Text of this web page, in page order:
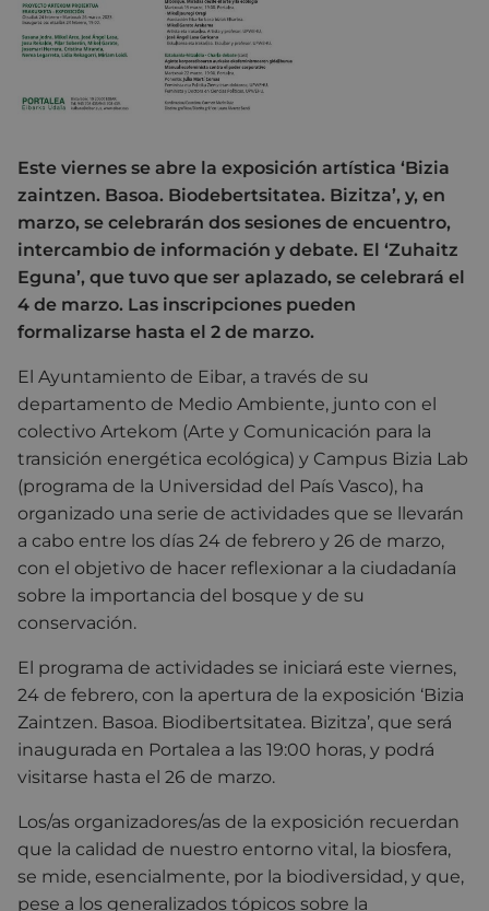
Este viernes se abre la exposición artística ‘Bizia
zaintzen. Basoa. Biodebertsitatea. Bizitza’, y, en
marzo, se celebrarán dos sesiones de encuentro,
intercambio de información y debate. El ‘Zuhaitz
Eguna’, que tuvo que ser aplazado, se celebrará el
4 de marzo. Las inscripciones pueden
formalizarse hasta el 2 de marzo.
El Ayuntamiento de Eibar, a través de su
departamento de Medio Ambiente, junto con el
colectivo Artekom (Arte y Comunicación para la
transición energética ecológica) y Campus Bizia Lab
(programa de la Universidad del País Vasco), ha
organizado una serie de actividades que se llevarán
a cabo entre los días 24 de febrero y 26 de marzo,
con el objetivo de hacer reflexionar a la ciudadanía
sobre la importancia del bosque y de su
conservación.
El programa de actividades se iniciará este viernes,
24 de febrero, con la apertura de la exposición ‘Bizia
Zaintzen. Basoa. Biodibertsitatea. Bizitza’, que será
inaugurada en Portalea a las 19:00 horas, y podrá
visitarse hasta el 26 de marzo.
Los/as organizadores/as de la exposición recuerdan
que la calidad de nuestro entorno vital, la biosfera,
se mide, esencialmente, por la biodiversidad, y que,
pese a los generalizados tópicos sobre la